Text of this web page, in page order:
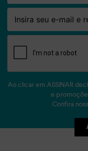
Email
Ao clicar em ASSINAR
e
Confira